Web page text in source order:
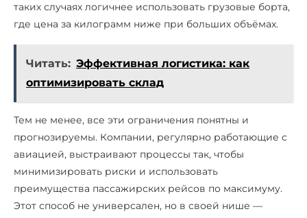
таких случаях логичнее использовать грузовые борта,
где цена за килограмм ниже при больших объёмах.
Читать: Эффективная логистика: как
оптимизировать склад
Тем не менее, все эти ограничения понятны и
прогнозируемы. Компании, регулярно работающие с
авиацией, выстраивают процессы так, чтобы
минимизировать риски и использовать
преимущества пассажирских рейсов по максимуму.
Этот способ не универсален, но в своей нише —